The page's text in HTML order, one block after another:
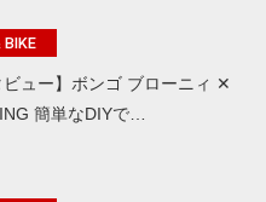
BIKE
ビュー】ボンゴ ブローニィ ✕
簡単なDIYで…